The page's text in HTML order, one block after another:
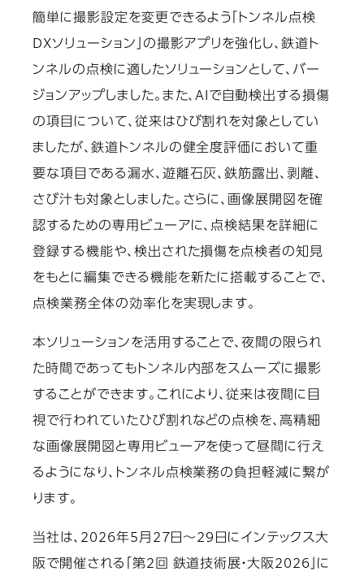
簡単に撮影設定を変更できるよう「トンネル点検
DXソリューション」の撮影アプリを強化し、鉄道ト
ンネルの点検に適したソリューションとして、バー
ジョンアップしました。また、AIで自動検出する損傷
の項目について、従来はひび割れを対象としてい
ましたが、鉄道トンネルの健全度評価において重
要な項目である漏水、遊離石灰、鉄筋露出、剥離、
さび汁も対象としました。さらに、画像展開図を確
認するための専用ビューアに、点検結果を詳細に
登録する機能や、検出された損傷を点検者の知見
をもとに編集できる機能を新たに搭載することで、
点検業務全体の効率化を実現します。
本ソリューションを活用することで、夜間の限られ
た時間であってもトンネル内部をスムーズに撮影
することができます。これにより、従来は夜間に目
視で行われていたひび割れなどの点検を、高精細
な画像展開図と専用ビューアを使って昼間に行え
るようになり、トンネル点検業務の負担軽減に繋が
ります。
当社は、2026年5月27日～29日にインテックス大
阪で開催される「第2回 鉄道技術展・大阪2026」に